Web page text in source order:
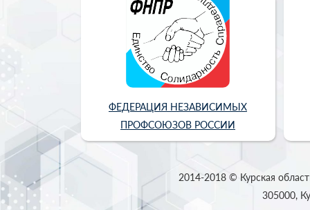
ФЕДЕРАЦИЯ НЕЗАВИСИМЫХ
ПРОФСОЮЗОВ РОССИИ
2014-2018 © Курская
305000,